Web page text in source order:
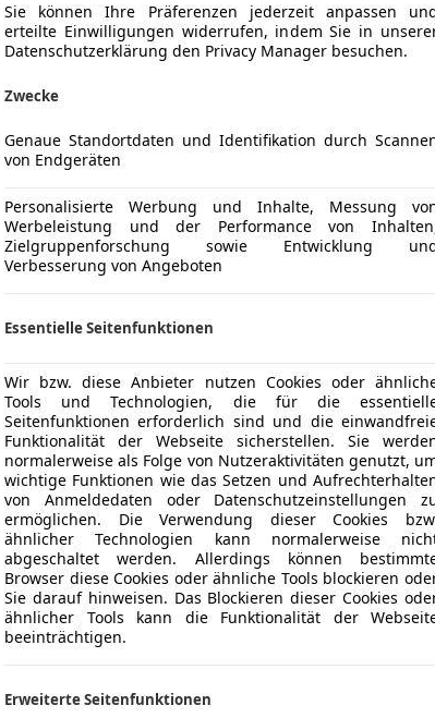
Sie können Ihre Präferenzen jederzeit anpassen
erteilte Einwilligungen widerrufen, indem Sie in
Datenschutzerklärung den Privacy Manager besuchen.
Zwecke
Genaue Standortdaten und Identifikation durch
von Endgeräten
Personalisierte Werbung und Inhalte, Messung
Werbeleistung und der Performance von
Zielgruppenforschung sowie Entwicklung
Verbesserung von Angeboten
Essentielle Seitenfunktionen
Wir bzw. diese Anbieter nutzen Cookies oder
Tools und Technologien, die für die
Seitenfunktionen erforderlich sind und die
Funktionalität der Webseite sicherstellen. Sie
normalerweise als Folge von Nutzeraktivitäten genutzt,
wichtige Funktionen wie das Setzen und
von Anmeldedaten oder Datenschutzeinstellungen
ermöglichen. Die Verwendung dieser Cookies
ähnlicher Technologien kann normalerweise
abgeschaltet werden. Allerdings können
Browser diese Cookies oder ähnliche Tools blockieren
Sie darauf hinweisen. Das Blockieren dieser Cookies
ähnlicher Tools kann die Funktionalität der
beeinträchtigen.
Erweiterte Seitenfunktionen
Normalos
Kindergarten, in der Einkaufsstraße oder in
ein Hausfrauenpanzer sein?
Normalos
Autofront so interpretieren darf, trägt der Seat